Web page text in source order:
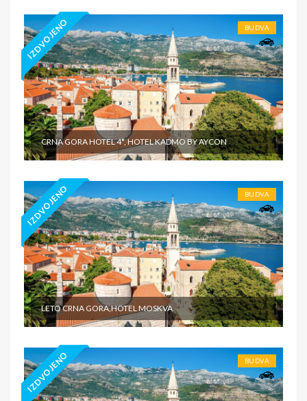
IZDVOJENO BUDVA
CRNA GORA HOTEL 4*, HOTEL KADMO BY AYCON
IZDVOJENO BUDVA
LETO CRNA GORA,HOTEL MOSKVA
IZDVOJENO BUDVA